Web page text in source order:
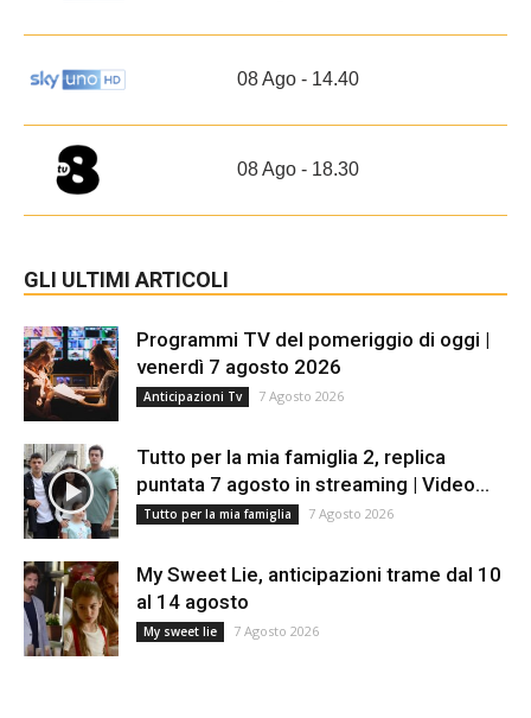
08 Ago - 14.40
08 Ago - 18.30
GLI ULTIMI ARTICOLI
Programmi TV del pomeriggio di oggi |
venerdì 7 agosto 2026
Anticipazioni Tv 7 Agosto 2026
Tutto per la mia famiglia 2, replica
puntata 7 agosto in streaming | Video...
Tutto per la mia famiglia 7 Agosto 2026
My Sweet Lie, anticipazioni trame dal 10
al 14 agosto
My sweet lie 7 Agosto 2026